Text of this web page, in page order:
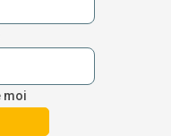
moi